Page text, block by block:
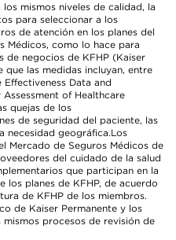
mismos niveles de calidad, la
para seleccionar a los
de atención en los planes del
Médicos, como lo hace para
de negocios de KFHP (Kaiser
que las medidas incluyan, entre
Data and
of Healthcare
quejas de los
de seguridad del paciente, las
necesidad geográfica.Los
Mercado de Seguros Médicos de
del cuidado de la salud
que participan en la
planes de KFHP, de acuerdo
de KFHP de los miembros.
de Kaiser Permanente y los
procesos de revisión de